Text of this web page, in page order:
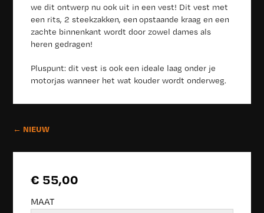
we dit ontwerp nu ook uit in een vest! Dit vest met
een rits, 2 steekzakken, een opstaande kraag en een
zachte binnenkant wordt door zowel dames als
heren gedragen!
Pluspunt: dit vest is ook een ideale laag onder je
motorjas wanneer het wat kouder wordt onderweg.
← NIEUW
€ 55,00
MAAT